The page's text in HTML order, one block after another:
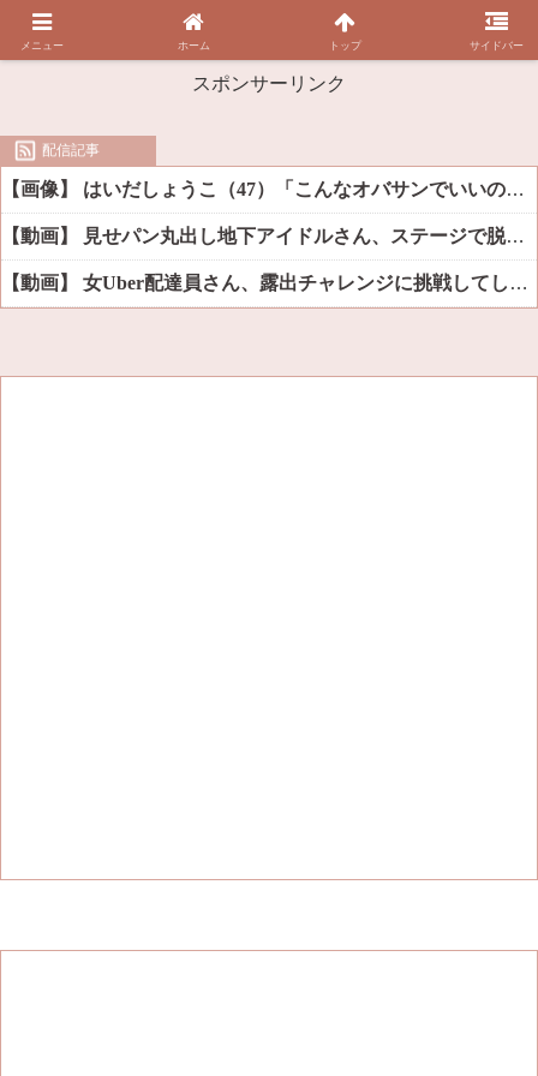
スポンサーリンク
配信記事
【画像】 はいだしょうこ（47）「こんなオバサンでいいの…？」
【動画】 見せパン丸出し地下アイドルさん、ステージで脱いでしまう
【動画】 女Uber配達員さん、露出チャレンジに挑戦してしまうｗｗｗｗ
メニュー ホーム トップ サイドバー